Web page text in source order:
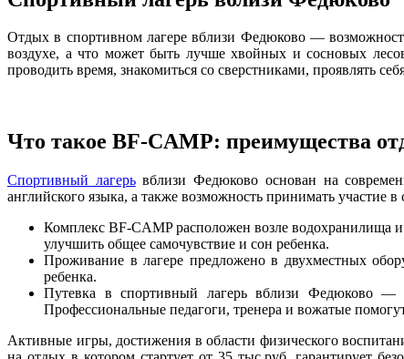
Отдых в спортивном лагере вблизи Федюково —
воздухе, а что может быть лучше хвойных и сосновых
проводить время, знакомиться со сверстниками, проявлять
Что такое BF-CAMP: преимущества
Спортивный лагерьвблизи Федюково основан на
английского языка, а также возможность принимать участие
Комплекс BF-CAMP расположен возле водохранилища
улучшить общее самочувствие и сон ребенка.
Проживание в лагере предложено в двухместных
ребенка.
Путевка в спортивный лагерь вблизи Федюково —
Профессиональные педагоги, тренера и вожатые
Активные игры, достижения в области физического